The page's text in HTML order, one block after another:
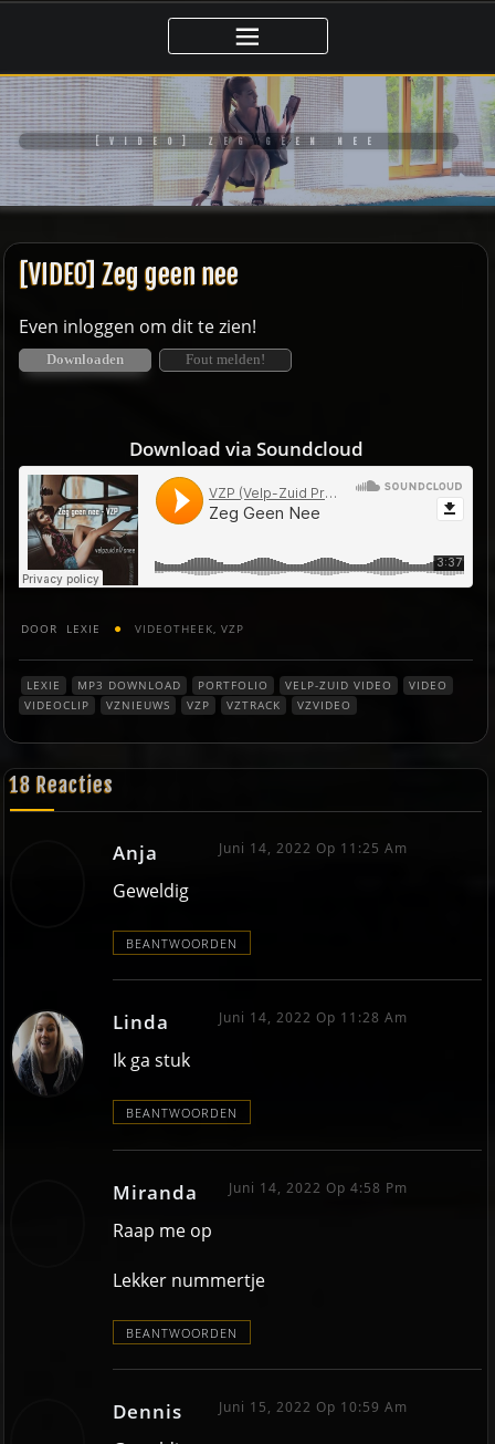
de
inhoud
[VIDEO] ZEG GEEN NEE
[VIDEO] Zeg geen nee
Even inloggen om dit te zien!
Downloaden Fout melden!
Download via Soundcloud
DOOR LEXIE VIDEOTHEEK VZP
LEXIE MP3 DOWNLOAD PORTFOLIO VELP-ZUID VIDEO
VIDEO
VIDEOCLIP
VZNIEUWS VZP VZTRACK VZVIDEO
18 Reacties
Anja Juni 14, 2022 Op 11:25 Am
Geweldig
BEANTWOORDEN
Linda Juni 14, 2022 Op 11:28 Am
Ik ga stuk
BEANTWOORDEN
Miranda Juni 14, 2022 Op 4:58 Pm
Raap me op
Lekker nummertje
BEANTWOORDEN
Dennis Juni 15, 2022 Op 10:59 Am